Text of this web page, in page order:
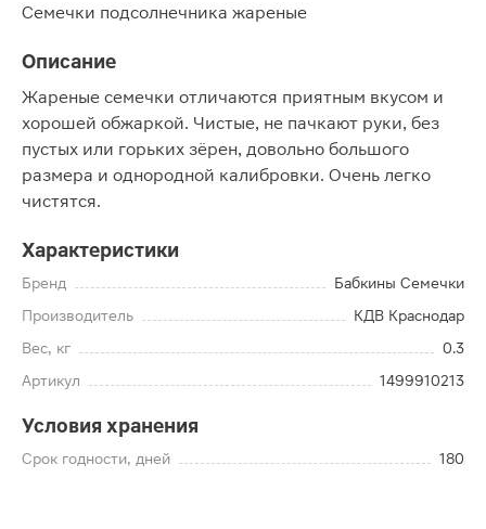
Семечки подсолнечника жареные
Описание
Жареные семечки отличаются приятным вкусом и
хорошей обжаркой. Чистые, не пачкают руки, без
пустых или горьких зёрен, довольно большого
размера и однородной калибровки. Очень легко
чистятся.
Характеристики
Бренд
Бабкины Семечки
Производитель
КДВ Краснодар
Вес, кг
0.3
Артикул
1499910213
Условия хранения
Срок годности, дней 180